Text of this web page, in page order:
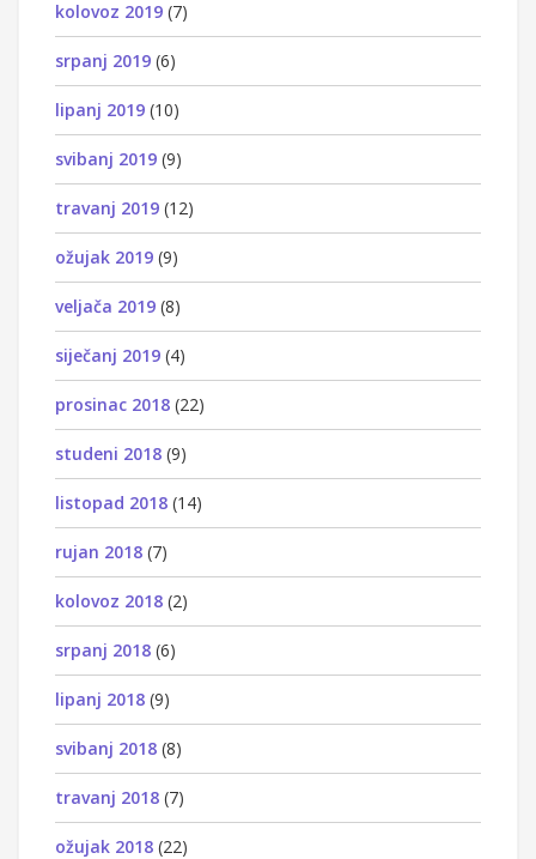
kolovoz 2019 (7)
srpanj 2019 (6)
lipanj 2019 (10)
svibanj 2019 (9)
travanj 2019 (12)
ožujak 2019 (9)
veljača 2019 (8)
siječanj 2019 (4)
prosinac 2018 (22)
studeni 2018 (9)
listopad 2018 (14)
rujan 2018 (7)
kolovoz 2018 (2)
srpanj 2018 (6)
lipanj 2018 (9)
svibanj 2018 (8)
travanj 2018 (7)
ožujak 2018 (22)